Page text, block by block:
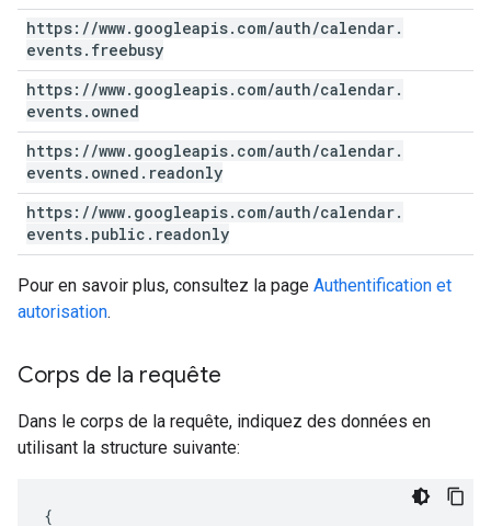
https: //www. googleapis. com/auth/calendar.
events. freebusy
https: //www. googleapis. com/auth/calendar.
events. owned
https: //www. googleapis. com/auth/calendar.
events. owned . readonly
https: //www. googleapis. com/auth/calendar.
events. public . readonly
Pour en savoir plus, consultez la page Authentification et
autorisation.
Corps de la requête
Dans le corps de la requête, indiquez des données en
utilisant la structure suivante: